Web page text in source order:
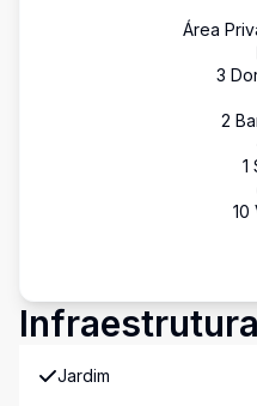
Área
3
2
1
10
Infraestrutura
Jardim